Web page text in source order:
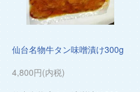
仙台名物牛タン味噌漬け300g
4,800円(内税)